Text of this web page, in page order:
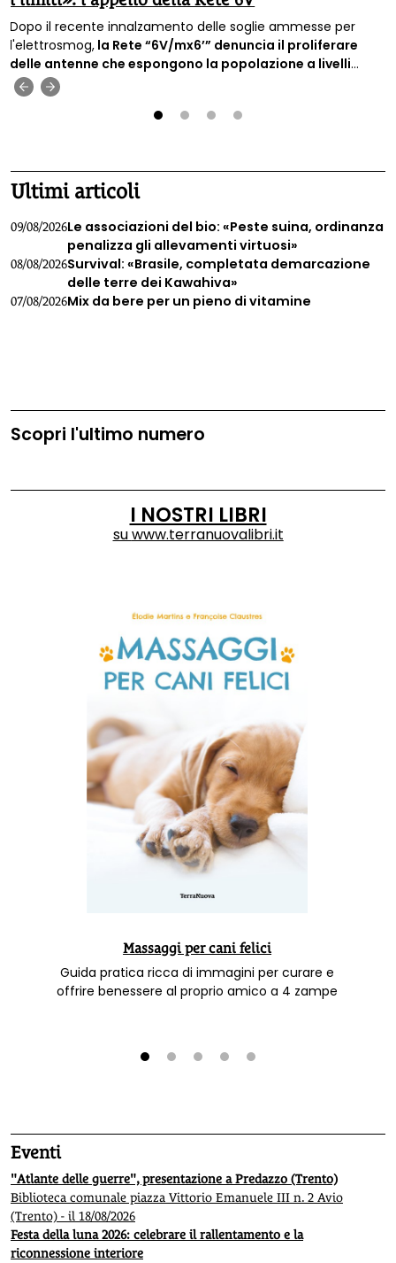
Dopo il recente innalzamento delle soglie ammesse per
l'elettrosmog, la Rete “6V/mx6’” denuncia il proliferare
delle antenne che espongono la popolazione a livelli
sempre più alti di inquinamento elettromagnetico e
chiede il ripristino di limiti di legge più bassi.
Ultimi articoli
09/08/2026Le associazioni del bio: «Peste suina, ordinanza
penalizza gli allevamenti virtuosi»
08/08/2026Survival: «Brasile, completata demarcazione
delle terre dei Kawahiva»
07/08/2026Mix da bere per un pieno di vitamine
Scopri l'ultimo numero
I NOSTRI LIBRI
suwww.terranuovalibri.it
Massaggi per cani felici
Guida pratica ricca di immagini per curare e
offrire benessere al proprio amico a 4 zampe
Eventi
"Atlante delle guerre", presentazione a Predazzo (Trento)
Biblioteca comunale piazza Vittorio Emanuele III n. 2 Avio
(Trento) - il 18/08/2026
Festa della luna 2026: celebrare il rallentamento e la
riconnessione interiore